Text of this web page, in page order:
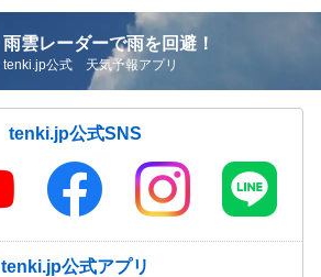
雨雲レーダーで雨を回避！
tenki.jp公式 天気予報アプリ
tenki.jp公式SNS
tenki.jp公式アプリ